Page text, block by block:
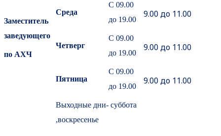
Заместитель
заведующего
по АХЧ
Среда
С 09.00
до 19.00
9.00 до 11.00
Четверг
С 09.00
до 19.00
9.00 до 11.00
Пятница
С 09.00
до 19.00
9.00 до 11.00
Выходные дни- суббота
,воскресенье